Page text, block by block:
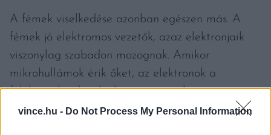
vince.hu - Do Not Process My Personal Information
A fémek viselkedése azonban egészen más. A
fémek jó elektromos vezetők, azaz elektronjaik
viszonylag szabadon mozognak. Amikor
mikrohullámok érik őket, az elektronok a
felületen kezdenek el mozogni, és bizonyos
pontokon – például éles sarkoknál vagy kis